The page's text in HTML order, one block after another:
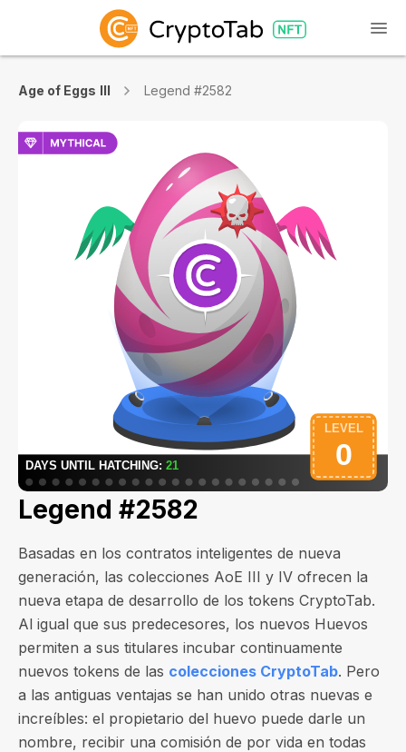
Age of Eggs III Legend #2582
Legend #2582
Basadas en los contratos inteligentes de nueva
generación, las colecciones AoE III y IV ofrecen la
nueva etapa de desarrollo de los tokens CryptoTab.
Al igual que sus predecesores, los nuevos Huevos
permiten a sus titulares incubar continuamente
nuevos tokens de las colecciones CryptoTab. Pero
a las antiguas ventajas se han unido otras nuevas e
increíbles: el propietario del huevo puede darle un
nombre, recibir una comisión de por vida en todas